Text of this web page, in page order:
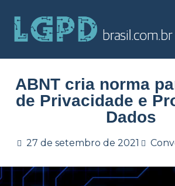
ABNT cria norma
de Privacidade e
Dados
27 de setembro de 2021